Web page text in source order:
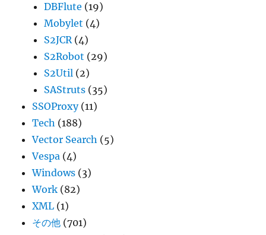
DBFlute (19)
Mobylet (4)
S2JCR(4)
S2Robot (29)
S2Util (2)
SAStruts (35)
SSOProxy(11)
Tech (188)
Vector Search (5)
Vespa (4)
Windows (3)
Work (82)
XML (1)
その他 (701)